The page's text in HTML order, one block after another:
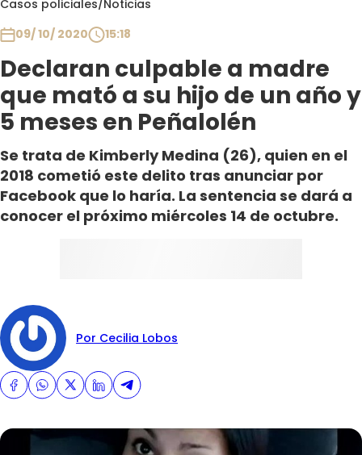
Casos policiales/Noticias
09/ 10/ 2020
15:18
Declaran culpable a madre
que mató a su hijo de un año y
5 meses en Peñalolén
Se trata de Kimberly Medina (26), quien en el
2018 cometió este delito tras anunciar por
Facebook que lo haría. La sentencia se dará a
conocer el próximo miércoles 14 de octubre.
Por Cecilia Lobos
Club De La Comedia
Contigo en Directo
Plan Perfecto
El Tiempo
Sabingo
Todos Los Programas